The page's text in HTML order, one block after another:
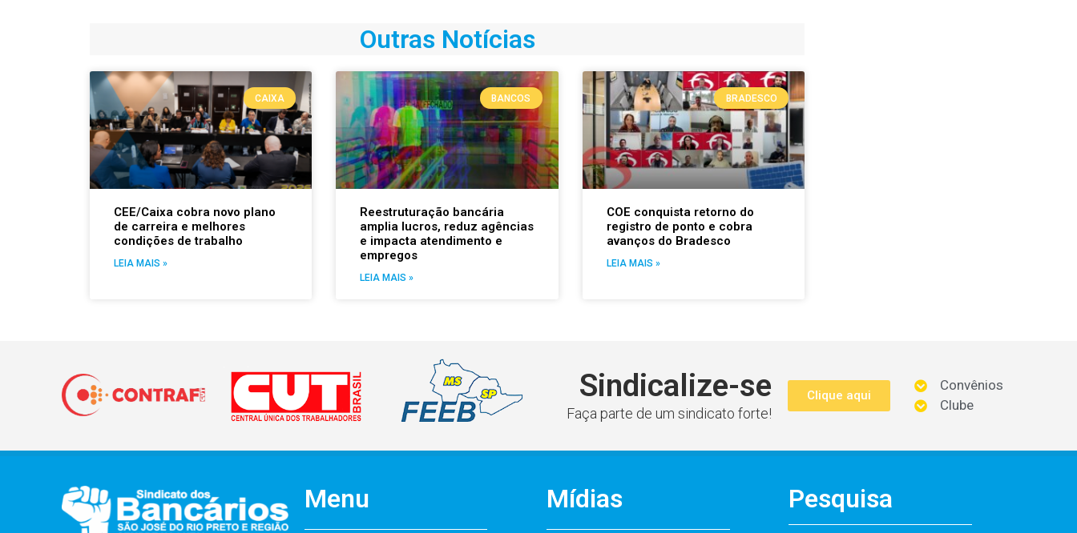
Outras Notícias
CAIXA
CEE/Caixa cobra novo plano
de carreira e melhores
condições de trabalho
LEIA MAIS »
BANCOS
Reestruturação bancária
amplia lucros, reduz agências
e impacta atendimento e
empregos
LEIA MAIS »
BRADESCO
COE conquista retorno do
registro de ponto e cobra
avanços do Bradesco
LEIA MAIS »
Sindicalize-se
Faça parte de um sindicato forte!
Clique aqui
Convênios
Clube
Menu Mídias Pesquisa